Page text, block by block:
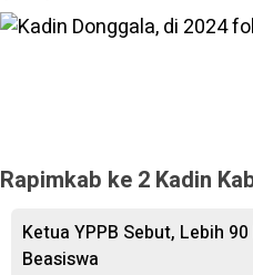
Rapimkab ke 2 Kadin
Ketua YPPB Sebut, Lebih
Beasiswa